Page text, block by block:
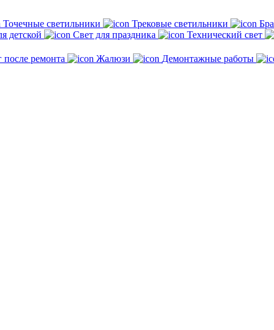
Точечные светильники Трековые светильники Бра
детской Свет для праздника Технический свет
ремонта Жалюзи Демонтажные работы